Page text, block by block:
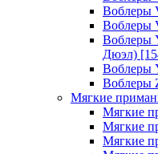
Воблеры
Воблеры
Воблеры
Дюэл)
Воблеры
Воблеры
Мягкие
Мягкие
Мягкие
Мягкие